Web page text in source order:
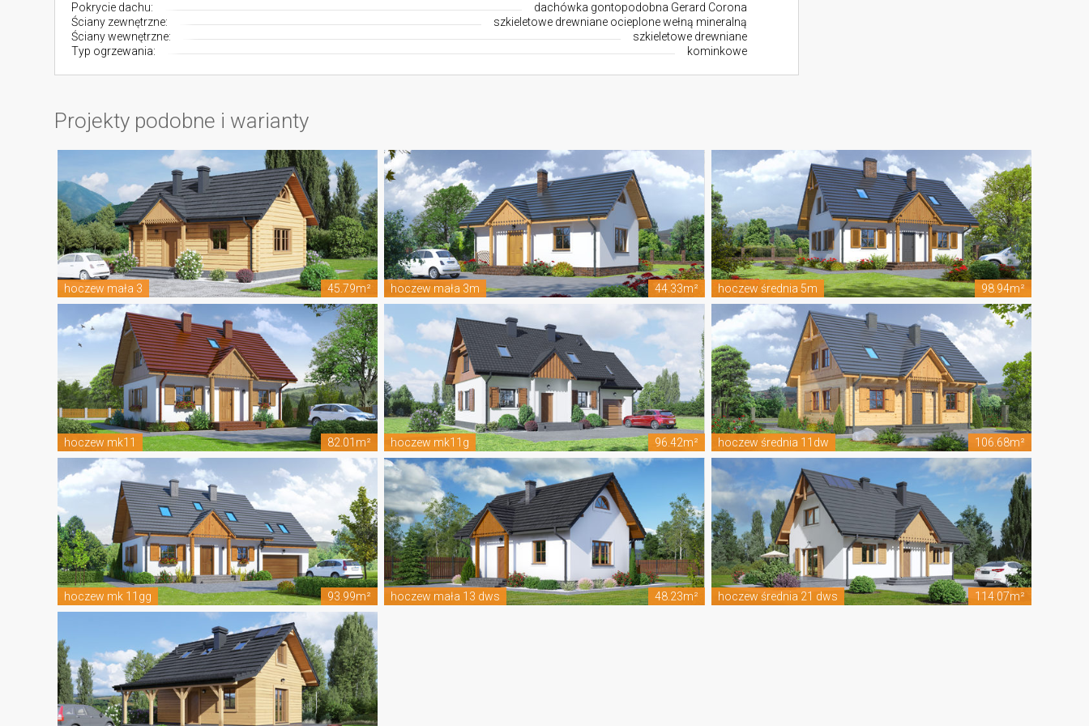
Pokrycie dachu:
dachówka gontopodobna Gerard Corona
Ściany zewnętrzne:
szkieletowe drewniane ocieplone wełną mineralną
Ściany wewnętrzne:
szkieletowe drewniane
Typ ogrzewania:
kominkowe
Projekty podobne i warianty
hoczew mała 3 45.79m² hoczew mała 3m 44.33m² hoczew średnia 5m 98.94m²
hoczew mk11 82.01m² hoczew mk11g 96.42m² hoczew średnia 11dw 106.68m²
hoczew mk 11gg 93.99m² hoczew mała 13 dws 48.23m² hoczew średnia 21 dws 114.07m²